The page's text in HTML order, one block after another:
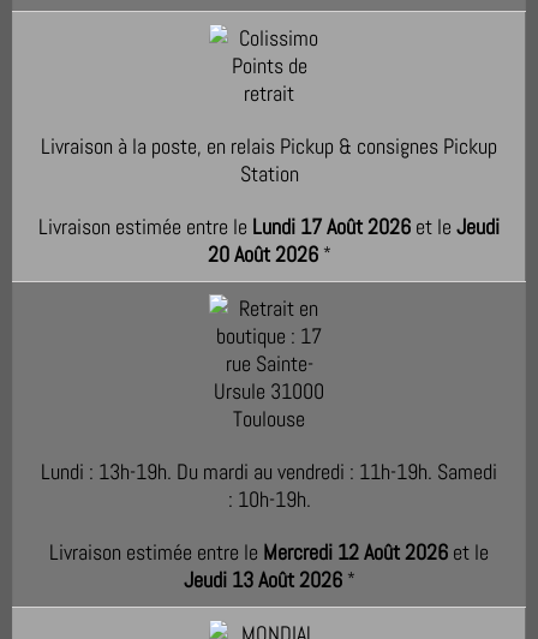
Livraison à la poste, en relais Pickup & consignes Pickup
Station
Livraison estimée entre le Lundi 17 Août 2026 et le Jeudi
20 Août 2026 *
Lundi : 13h-19h. Du mardi au vendredi : 11h-19h. Samedi
: 10h-19h.
Livraison estimée entre le Mercredi 12 Août 2026 et le
Jeudi 13 Août 2026 *